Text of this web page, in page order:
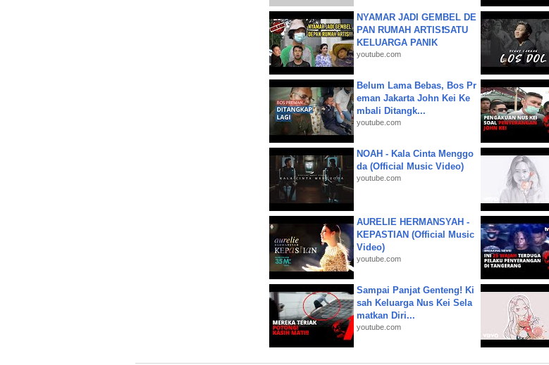
NYAMAR JADI GEMBEL DE
PAN RUMAH ARTIS❗SATU
KELUARGA PANIK
youtube.com
Belum Lama Bebas, Bos Pr
eman Jakarta John Kei Ke
mbali Ditangk...
youtube.com
NOAH - Kala Cinta Menggo
da (Official Music Video)
youtube.com
AURELIE HERMANSYAH -
KEPASTIAN (Official Music
Video)
youtube.com
Sampai Panjat Genteng! Ki
sah Keluarga Nus Kei Sela
matkan Diri...
youtube.com